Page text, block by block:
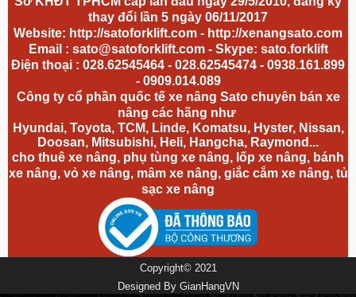
thay đổi lần 5 ngày 06/11/2017
Website: http://satoforklift.com - http://xenangsato.com
Email : sato@satoforklift.com- Skype: sato.forklift
Điện thoại : 028.62545464 - 028.62545474 - 0938.161.899
- 0909.014.089
Công ty cổ phần quốc tế xe nâng Sato chuyên bán xe
nâng các hãng như
Hyundai, Toyota, TCM, Linde, Komatsu, Hyster, Nissan,
Doosan, Mitsubishi, Heli, Hangcha, Raymond...
cho thuê xe nâng, phụ tùng xe nâng, lốp xe nâng, bánh
xe nâng, vỏ xe nâng, mâm xe nâng, giắc cắm xe nâng, tủ
sạc xe nâng
Copyright© 2021
Designed By GianHangVN